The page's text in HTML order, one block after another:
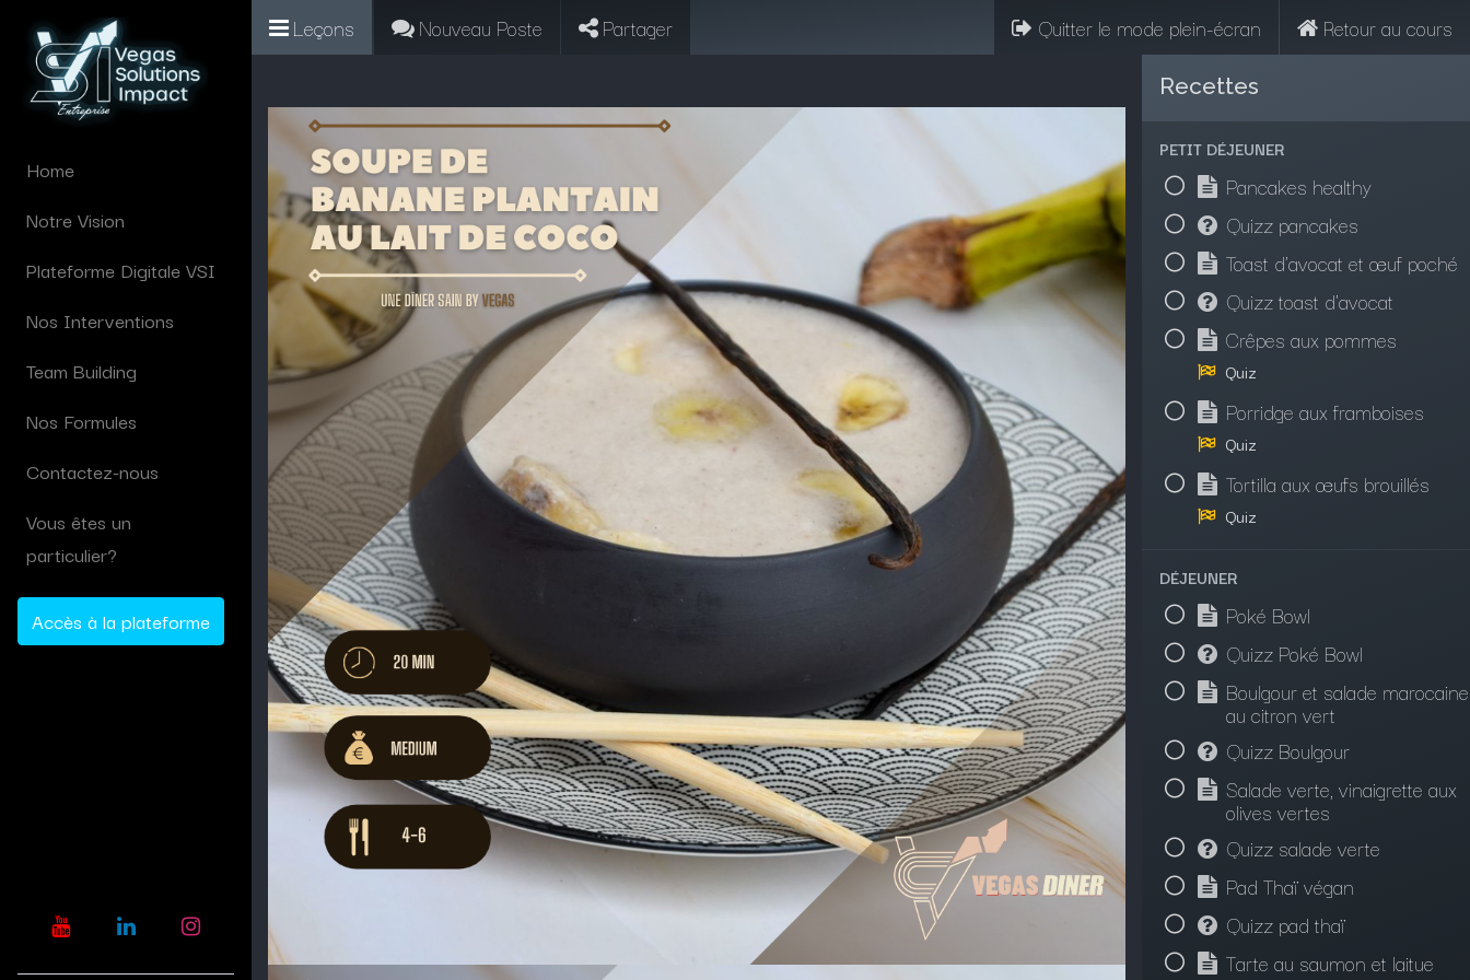
Home
Notre Vision
Plateforme Digitale VSI
Nos Interventions
Team Building
Nos Formules
Contactez-nous
Vous êtes un
particulier?
Accès à la plateforme
Leçons Nouveau Poste Partager Quitter le mode plein-écran Retour au cours
Recettes
PETIT DÉJEUNER
Pancakes healthy
Quizz pancakes
Toast d'avocat et œuf poché
Quizz toast d'avocat
Crêpes aux pommes
Quiz
Porridge aux framboises
Quiz
Tortilla aux œufs brouillés
Quiz
DÉJEUNER
Poké Bowl
Quizz Poké Bowl
Boulgour et salade marocaine
au citron vert
Quizz Boulgour
Salade verte, vinaigrette aux
olives vertes
Quizz salade verte
Pad Thaï végan
Quizz pad thaï
Tarte au saumon et laitue
Conçu pour les entreprises
VSI Entreprise vous accompagne dans votre stratégie RSE et l'amélioration de la
qualité de vie au travail.
Vegas Training Concept
contact@vegastraining.fr
Vegas Solutions Impact (Vegas Training) est un organisme de formation